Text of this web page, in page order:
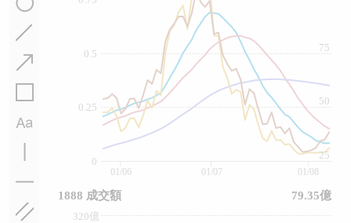
0
0.25
0.5
25
50
75
320億
01/06 01/07 01/08
1888 成交額 79.35億